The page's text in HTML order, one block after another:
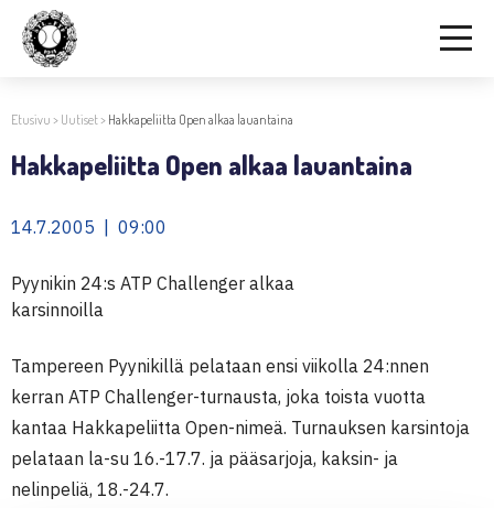
Etusivu > Uutiset> Hakkapeliitta Open alkaa lauantaina
Hakkapeliitta Open alkaa lauantaina
14.7.2005 | 09:00
Pyynikin 24:s ATP Challenger alkaa
karsinnoilla
Tampereen Pyynikillä pelataan ensi viikolla 24:nnen
kerran ATP Challenger-turnausta, joka toista vuotta
kantaa Hakkapeliitta Open-nimeä. Turnauksen karsintoja
pelataan la-su 16.-17.7. ja pääsarjoja, kaksin- ja
nelinpeliä, 18.-24.7.